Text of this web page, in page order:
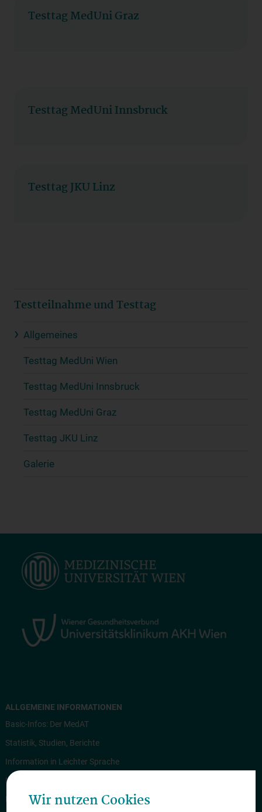
Testtag MedUni Graz
Testtag MedUni Innsbruck
Testtag JKU Linz
Testteilnahme und Testtag
Allgemeines
Testtag MedUni Wien
Testtag MedUni Innsbruck
Testtag MedUni Graz
Testtag JKU Linz
Galerie
ALLGEMEINE INFORMATIONEN
Basic-Infos: Der MedAT
Statistik, Studien, Berichte
Information in Leichter Sprache
Information in English
Rechtliche Grundlagen
Wir nutzen Cookies